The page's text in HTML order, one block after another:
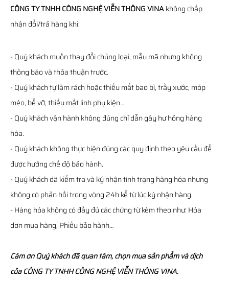
CÔNG TY TNHH CÔNG NGHỆ VIỄN THÔNG VINAkhông chấp
nhận đổi/trả hàng khi:
- Quý khách muốn thay đổi chủng loại, mẫu mã nhưng không
thông báo và thỏa thuận trước.
- Quý khách tự làm rách hoặc thiếu mất bao bì, trầy xước, móp
méo, bể vỡ, thiếu mất linh phụ kiện…
- Quý khách vận hành không đúng chỉ dẫn gây hư hỏng hàng
hóa.
- Quý khách không thực hiện đúng các quy định theo yêu cầu để
được hưởng chế độ bảo hành.
- Quý khách đã kiểm tra và ký nhận tình trạng hàng hóa nhưng
không có phản hồi trong vòng 24h kể từ lúc ký nhận hàng.
- Hàng hóa không có đầy đủ các chứng từ kèm theo như: Hóa
đơn mua hàng, Phiếu bảo hành…
Cám ơn Quý khách đã quan tâm, chọn mua sản phẩm và dịch
của CÔNG TY TNHH CÔNG NGHỆ VIỄN THÔNG VINA.